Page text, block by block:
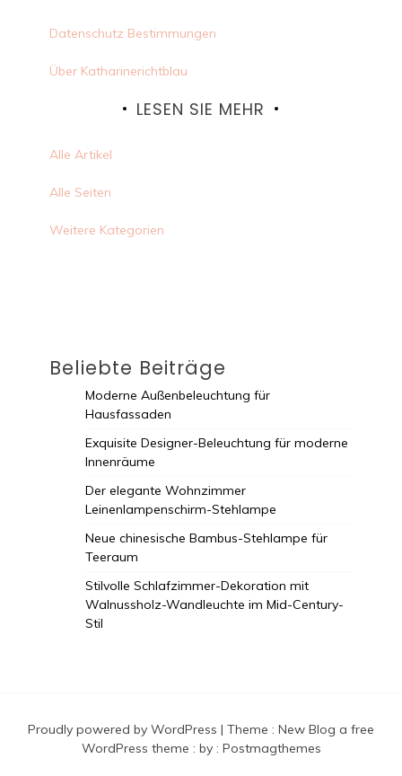
Datenschutz Bestimmungen
Über Katharinerichtblau
LESEN SIE MEHR
Alle Artikel
Alle Seiten
Weitere Kategorien
Beliebte Beiträge
Moderne Außenbeleuchtung für
Hausfassaden
Exquisite Designer-Beleuchtung für moderne
Innenräume
Der elegante Wohnzimmer
Leinenlampenschirm-Stehlampe
Neue chinesische Bambus-Stehlampe für
Teeraum
Stilvolle Schlafzimmer-Dekoration mit
Walnussholz-Wandleuchte im Mid-Century-
Stil
Proudly powered by WordPress | Theme : New Blog a free
WordPress theme : by : Postmagthemes